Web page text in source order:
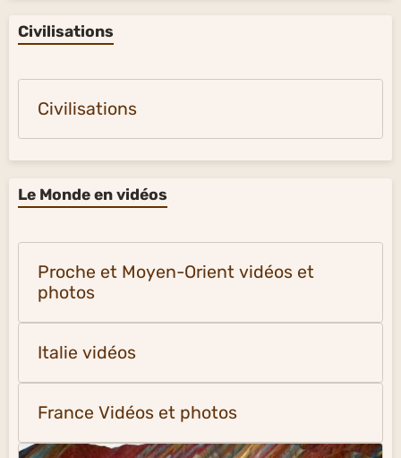
Civilisations
Civilisations
Le Monde en vidéos
Proche et Moyen-Orient vidéos et
photos
Italie vidéos
France Vidéos et photos